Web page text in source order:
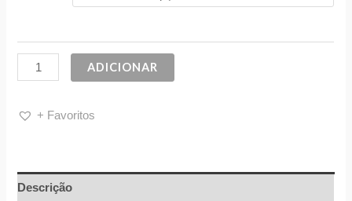
ADICIONAR
+ Favoritos
Descrição